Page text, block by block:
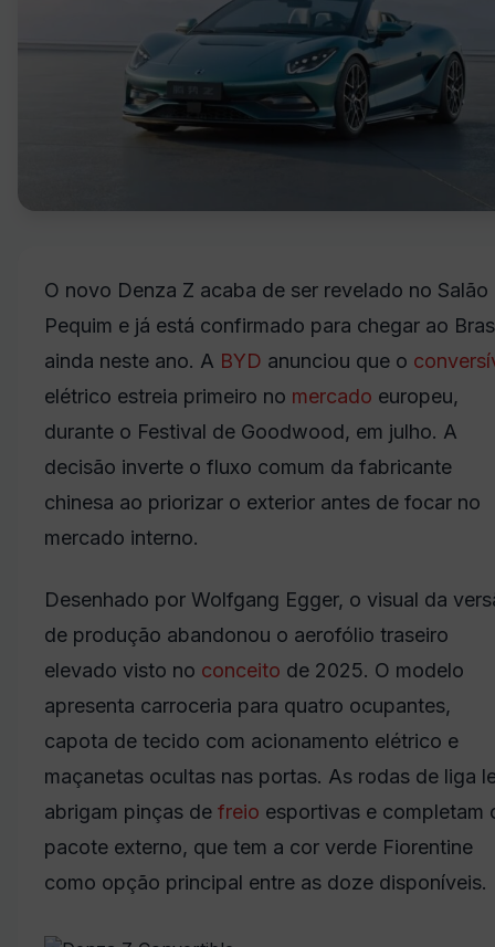
O novo Denza Z acaba de ser revelado no Salão
Pequim e já está confirmado para chegar ao
ainda neste ano. A BYD anunciou que o
elétrico estreia primeiro no mercado europeu,
durante o Festival de Goodwood, em julho. A
decisão inverte o fluxo comum da fabricante
chinesa ao priorizar o exterior antes de focar no
mercado interno.
Desenhado por Wolfgang Egger, o visual da
de produção abandonou o aerofólio traseiro
elevado visto no conceito de 2025. O modelo
apresenta carroceria para quatro ocupantes,
capota de tecido com acionamento elétrico e
maçanetas ocultas nas portas. As rodas de liga
abrigam pinças de freio esportivas e completam
pacote externo, que tem a cor verde Fiorentine
como opção principal entre as doze disponíveis.